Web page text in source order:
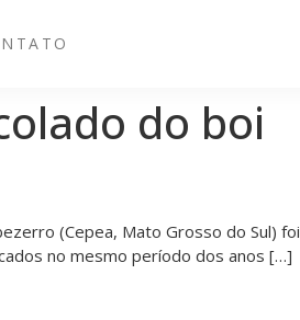
do boi
(Cepea, Mato Grosso do Sul) foi
no mesmo período dos anos […]